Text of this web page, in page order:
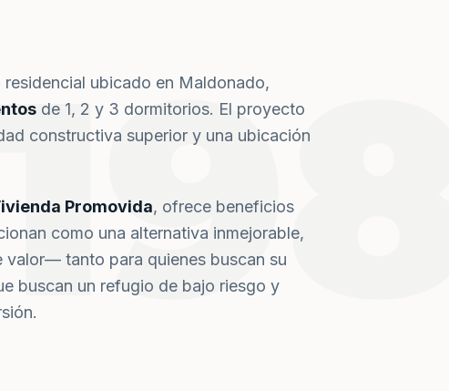
residencial ubicado en Maldonado,
de 1, 2 y 3 dormitorios. El proyecto
constructiva superior y una ubicación
Promovida, ofrece beneficios
como una alternativa inmejorable,
valor— tanto para quienes buscan su
buscan un refugio de bajo riesgo y